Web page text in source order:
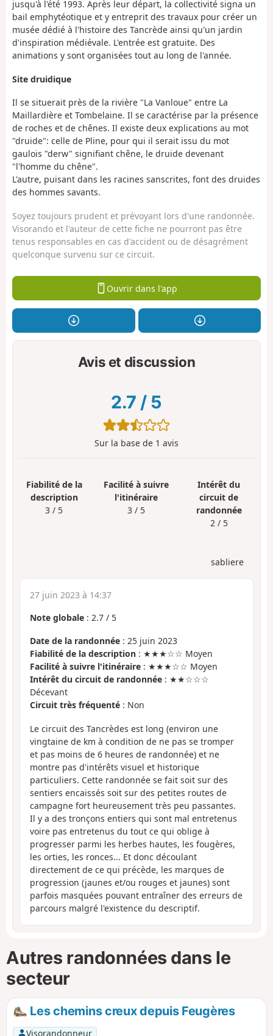
jusqu'à l'été 1993. Après leur départ, la collectivité signa un
bail emphytéotique et y entreprit des travaux pour créer un
musée dédié à l'histoire des Tancrède ainsi qu'un jardin
d'inspiration médiévale. L'entrée est gratuite. Des
animations y sont organisées tout au long de l'année.
Site druidique
Il se situerait près de la rivière "La Vanloue" entre La
Maillardière et Tombelaine. Il se caractérise par la présence
de roches et de chênes. Il existe deux explications au mot
"druide": celle de Pline, pour qui il serait issu du mot
gaulois "derw" signifiant chêne, le druide devenant
"l'homme du chêne".
L'autre, puisant dans les racines sanscrites, font des druides
des hommes savants.
Soyez toujours prudent et prévoyant lors d'une randonnée.
Visorando et l'auteur de cette fiche ne pourront pas être
tenus responsables en cas d'accident ou de désagrément
quelconque survenu sur ce circuit.
Ouvrir dans l'app
Avis et discussion
2.7 / 5
Sur la base de 1 avis
Fiabilité de la
description
3 / 5
Facilité à suivre
l'itinéraire
3 / 5
Intérêt du
circuit de
randonnée
2 / 5
sabliere
27 juin 2023 à 14:37
Note globale : 2.7 / 5
Date de la randonnée : 25 juin 2023
Fiabilité de la description : ★★★☆☆ Moyen
Facilité à suivre l'itinéraire : ★★★☆☆ Moyen
Intérêt du circuit de randonnée : ★★☆☆☆
Décevant
Circuit très fréquenté : Non
Le circuit des Tancrèdes est long (environ une
vingtaine de km à condition de ne pas se tromper
et pas moins de 6 heures de randonnée) et ne
montre pas d'intérêts visuel et historique
particuliers. Cette randonnée se fait soit sur des
sentiers encaissés soit sur des petites routes de
campagne fort heureusement très peu passantes.
Il y a des tronçons entiers qui sont mal entretenus
voire pas entretenus du tout ce qui oblige à
progresser parmi les herbes hautes, les fougères,
les orties, les ronces... Et donc découlant
directement de ce qui précède, les marques de
progression (jaunes et/ou rouges et jaunes) sont
parfois masquées pouvant entraîner des erreurs de
parcours malgré l'existence du descriptif.
Autres randonnées dans le
secteur
Les chemins creux depuis Feugères
Visorandonneur